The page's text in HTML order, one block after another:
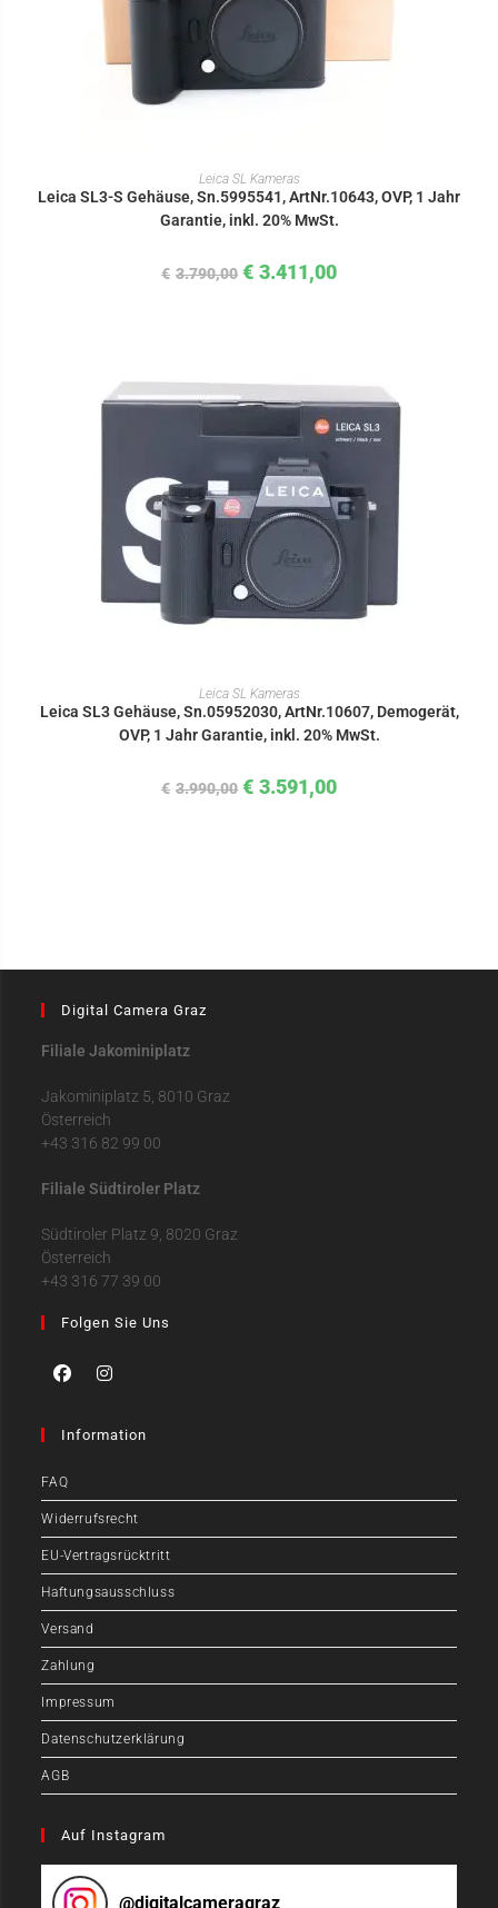
IN DEN WARENKORB
Leica SL Kameras
Leica SL3-S Gehäuse, Sn.5995541, ArtNr.10643, OVP, 1 Jahr
Garantie, inkl. 20% MwSt.
€ 3.790,00 € 3.411,00
IN DEN WARENKORB
Leica SL Kameras
Leica SL3 Gehäuse, Sn.05952030, ArtNr.10607, Demogerät,
OVP, 1 Jahr Garantie, inkl. 20% MwSt.
€ 3.990,00 € 3.591,00
Digital Camera Graz
Filiale Jakominiplatz
Jakominiplatz 5, 8010 Graz
Österreich
+43 316 82 99 00
Filiale Südtiroler Platz
Südtiroler Platz 9, 8020 Graz
Österreich
+43 316 77 39 00
Folgen Sie Uns
Information
FAQ
Widerrufsrecht
EU-Vertragsrücktritt
Haftungsausschluss
Versand
Zahlung
Impressum
Datenschutzerklärung
AGB
Auf Instagram
@digitalcameragraz